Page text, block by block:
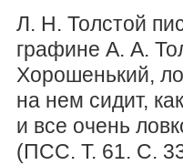
Л. Н. Толстой
графине А. А.
Хорошенький,
на нем сидит,
и все очень
(ПСС. Т. 61. С.